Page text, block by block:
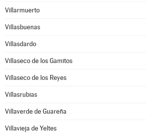
Villarmuerto
Villasbuenas
Villasdardo
Villaseco de los Gamitos
Villaseco de los Reyes
Villasrubias
Villaverde de Guareña
Villavieja de Yeltes